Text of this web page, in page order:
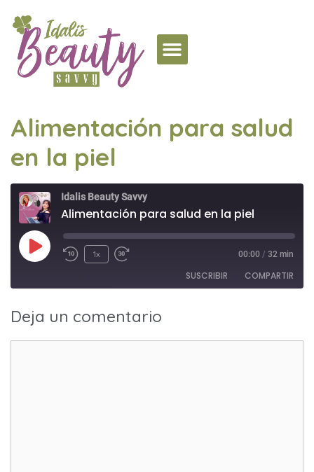
Alimentación para salud
en la piel
Idalis Beauty Savvy
Alimentación para salud en la piel
1x 00:00 / 32 min
SUSCRIBIR COMPARTIR
FEED RSS
COMPAR
TIR
Deja un comentario